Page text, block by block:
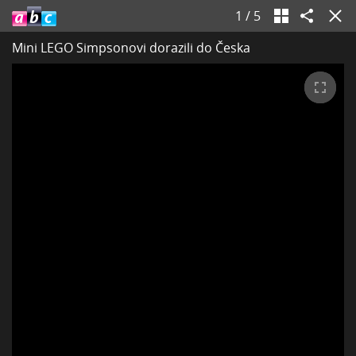
1 / 5
Mini LEGO Simpsonovi dorazili do Česka